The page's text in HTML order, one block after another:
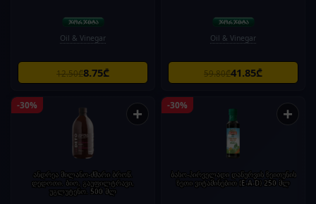
Oil & Vinegar
12.50₾8.75₾
Oil & Vinegar
59.80₾41.85₾
-30% +
ანდრეა მილანო-ძმარი ბროწ.
დედოთი. ბიო, გაუფილტრავი,
უგლუტენო. 500 მლ
-30% +
ბასო-პირველადი დაწურვის ზეითუნის
ზეთი ვიტამინებით (E-A-D) 250 მლ